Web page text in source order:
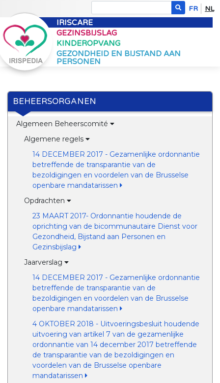
FR NL
IRISCARE
GEZINSBIJSLAG
KINDEROPVANG
GEZONDHEID EN BIJSTAND AAN
PERSONEN
BEHEERSORGANEN
Algemeen Beheerscomité
Algemene regels
14 DECEMBER 2017 - Gezamenlijke ordonnantie
betreffende de transparantie van de
bezoldigingen en voordelen van de Brusselse
openbare mandatarissen
Opdrachten
23 MAART 2017- Ordonnantie houdende de
oprichting van de bicommunautaire Dienst voor
Gezondheid, Bijstand aan Personen en
Gezinsbijslag
Jaarverslag
14 DECEMBER 2017 - Gezamenlijke ordonnantie
betreffende de transparantie van de
bezoldigingen en voordelen van de Brusselse
openbare mandatarissen
4 OKTOBER 2018 - Uitvoeringsbesluit houdende
uitvoering van artikel 7 van de gezamenlijke
ordonnantie van 14 december 2017 betreffende
de transparantie van de bezoldigingen en
voordelen van de Brusselse openbare
mandatarissen